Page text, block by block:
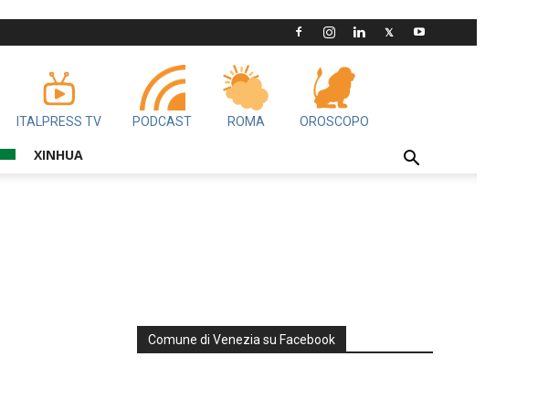
ITALPRESS TV PODCAST ROMA OROSCOPO
XINHUA
Comune di Venezia su Facebook